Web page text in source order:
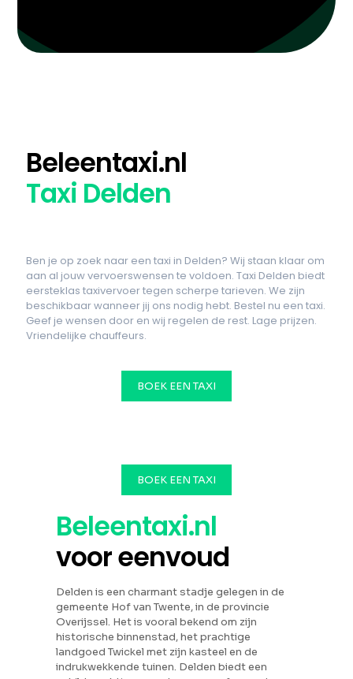
Beleentaxi.nl
Taxi Delden
Ben je op zoek naar een taxi in Delden? Wij staan klaar om
aan al jouw vervoerswensen te voldoen. Taxi Delden biedt
eersteklas taxivervoer tegen scherpe tarieven. We zijn
beschikbaar wanneer jij ons nodig hebt. Bestel nu een taxi.
Geef je wensen door en wij regelen de rest. Lage prijzen.
Vriendelijke chauffeurs.
BOEK EEN TAXI
BOEK EEN TAXI
Beleentaxi.nl
voor eenvoud
Delden is een charmant stadje gelegen in de
gemeente Hof van Twente, in de provincie
Overijssel. Het is vooral bekend om zijn
historische binnenstad, het prachtige
landgoed Twickel met zijn kasteel en de
indrukwekkende tuinen. Delden biedt een